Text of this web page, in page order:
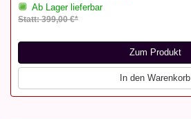
Ab Lager lieferbar
Statt: 399,00 €*
Zum Produkt
In den Warenkorb